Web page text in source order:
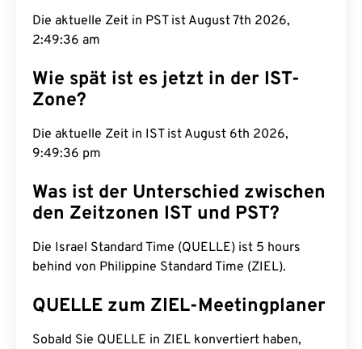
Die aktuelle Zeit in PST ist August 7th 2026,
2:49:37 am
Wie spät ist es jetzt in der IST-
Zone?
Die aktuelle Zeit in IST ist August 6th 2026,
9:49:37 pm
Was ist der Unterschied zwischen
den Zeitzonen IST und PST?
Die Israel Standard Time (QUELLE) ist 5 hours
behind von Philippine Standard Time (ZIEL).
QUELLE zum ZIEL-Meetingplaner
Sobald Sie QUELLE in ZIEL konvertiert haben,